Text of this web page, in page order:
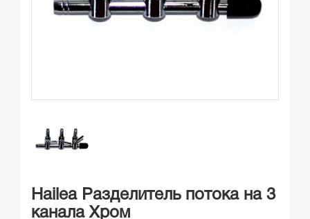
Hailea Разделитель потока на 3
канала Хром